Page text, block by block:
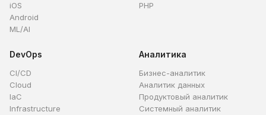
iOS
Android
ML/AI
PHP
DevOps
CI/CD
Cloud
IaC
Infrastructure
Аналитика
Бизнес-аналитик
Аналитик данных
Продуктовый аналитик
Системный аналитик